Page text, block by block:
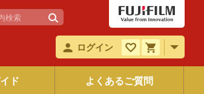
ログイン
ド よくあるご質問